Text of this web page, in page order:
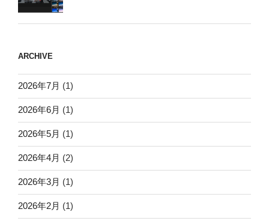
ARCHIVE
2026年7月 (1)
2026年6月 (1)
2026年5月 (1)
2026年4月 (2)
2026年3月 (1)
2026年2月 (1)